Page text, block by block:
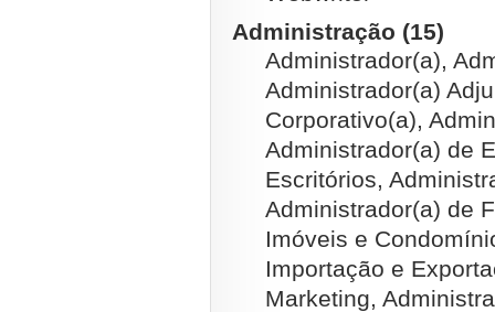
Administração (15)
Administrador(a),
Administrador(a)
Corporativo(a),
Administrador(a) de
Escritórios,
Administrador(a) de
Imóveis e
Importação e
Marketing,